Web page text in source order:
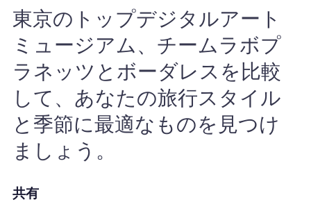
東京のトップデジタルアート
ミュージアム、チームラボプ
ラネッツとボーダレスを比較
して、あなたの旅行スタイル
と季節に最適なものを見つけ
ましょう。
共有